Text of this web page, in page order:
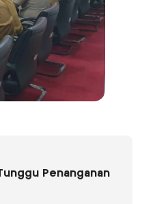
Penanganan